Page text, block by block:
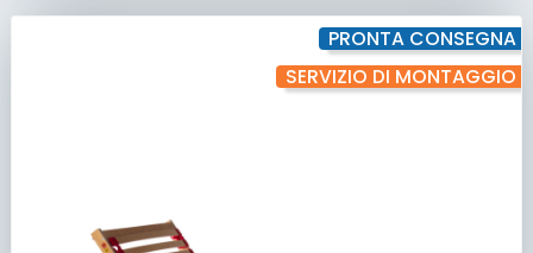
PRONTA CONSEGNA
SERVIZIO DI MONTAGGIO